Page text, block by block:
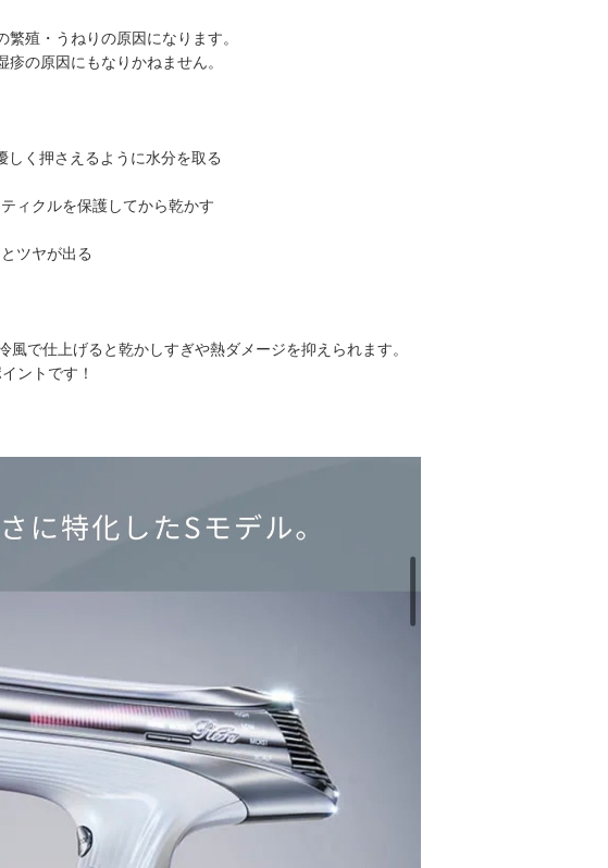
殖・うねりの原因になります。
の原因にもなりかねません。
く押さえるように水分を取る
ィクルを保護してから乾かす
ツヤが出る
で仕上げると乾かしすぎや熱ダメージを抑えられます。
ントです！